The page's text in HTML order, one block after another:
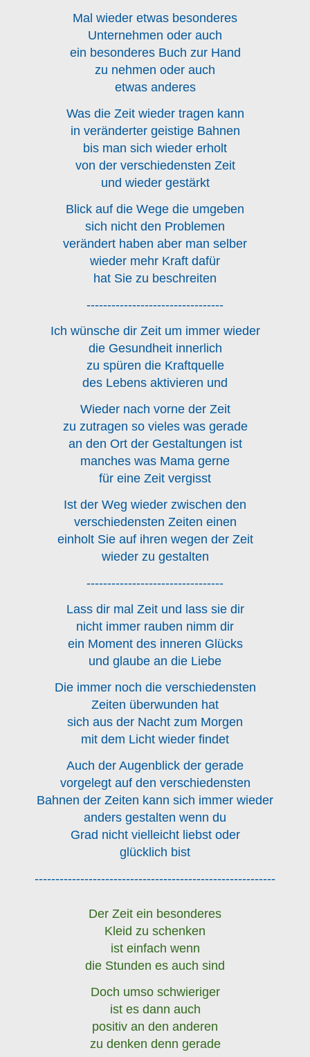
Mal wieder etwas besonderes
Unternehmen oder auch
ein besonderes Buch zur Hand
zu nehmen oder auch
etwas anderes
Was die Zeit wieder tragen kann
in veränderter geistige Bahnen
bis man sich wieder erholt
von der verschiedensten Zeit
und wieder gestärkt
Blick auf die Wege die umgeben
sich nicht den Problemen
verändert haben aber man selber
wieder mehr Kraft dafür
hat Sie zu beschreiten
---------------------------------
Ich wünsche dir Zeit um immer wieder
die Gesundheit innerlich
zu spüren die Kraftquelle
des Lebens aktivieren und
Wieder nach vorne der Zeit
zu zutragen so vieles was gerade
an den Ort der Gestaltungen ist
manches was Mama gerne
für eine Zeit vergisst
Ist der Weg wieder zwischen den
verschiedensten Zeiten einen
einholt Sie auf ihren wegen der Zeit
wieder zu gestalten
---------------------------------
Lass dir mal Zeit und lass sie dir
nicht immer rauben nimm dir
ein Moment des inneren Glücks
und glaube an die Liebe
Die immer noch die verschiedensten
Zeiten überwunden hat
sich aus der Nacht zum Morgen
mit dem Licht wieder findet
Auch der Augenblick der gerade
vorgelegt auf den verschiedensten
Bahnen der Zeiten kann sich immer wieder
anders gestalten wenn du
Grad nicht vielleicht liebst oder
glücklich bist
----------------------------------------------------------
Der Zeit ein besonderes
Kleid zu schenken
ist einfach wenn
die Stunden es auch sind
Doch umso schwieriger
ist es dann auch
positiv an den anderen
zu denken denn gerade